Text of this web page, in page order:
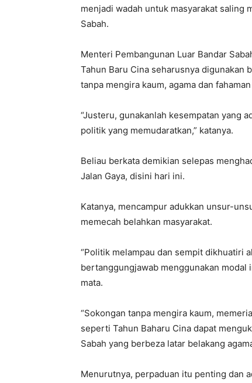
menjadi wadah untuk masyarakat saling
Sabah.
Menteri Pembangunan Luar Bandar
Tahun Baru Cina seharusnya digunakan
tanpa mengira kaum, agama dan
“Justeru, gunakanlah kesempatan yang
politik yang memudaratkan,” katanya.
Beliau berkata demikian selepas
Jalan Gaya, disini hari ini.
Katanya, mencampur adukkan unsur-
memecah belahkan masyarakat.
“Politik melampau dan sempit dikhuatiri
bertanggungjawab menggunakan
mata.
“Sokongan tanpa mengira kaum,
seperti Tahun Baharu Cina dapat
Sabah yang berbeza latar belakang
Menurutnya, perpaduan itu penting dan